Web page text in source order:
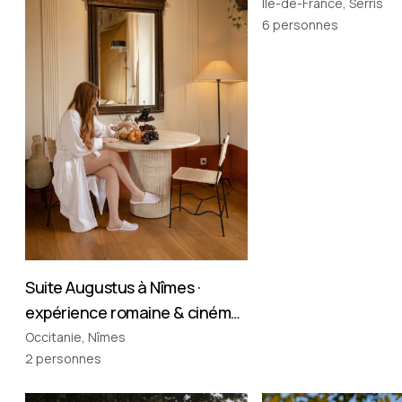
Suite Augustus à Nîmes ·
expérience romaine & cinéma
privé
Occitanie, Nîmes
2 personnes
Île-de-France, Serris
6 personnes